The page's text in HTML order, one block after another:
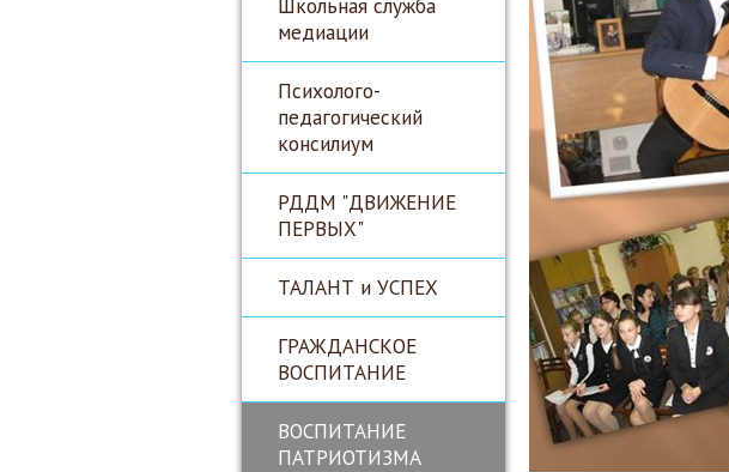
медиации
Психолого-
педагогический
консилиум
РДДМ "ДВИЖЕНИЕ
ПЕРВЫХ"
ТАЛАНТ и УСПЕХ
ГРАЖДАНСКОЕ
ВОСПИТАНИЕ
ВОСПИТАНИЕ
ПАТРИОТИЗМА